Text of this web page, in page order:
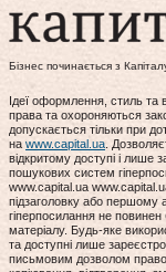
Бізнес починається з
Ідеї оформлення, стиль та
права та охороняються
допускається тільки при
на www.capital.ua.
відкритому доступі і лише
пошукових систем
www.capital.ua
підзаголовку або першому
гіперпосилання не
матеріалу. Будь-яке
та доступні лише
письмовим дозволом